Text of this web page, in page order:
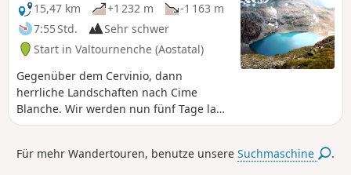
15,47 km
+1 232 m
-1 163 m
7:55 Std.
Sehr schwer
Start in Valtournenche (Aostatal)
Gegenüber dem Cervinio, dann
herrliche Landschaften nach Cime
Blanche. Wir werden nun fünf Tage lang
die Tour du Mont Rose unternehmen.
zu verfolgen mit der App Visorando.
Für mehr Wandertouren, benutze unsereSuchmaschine .